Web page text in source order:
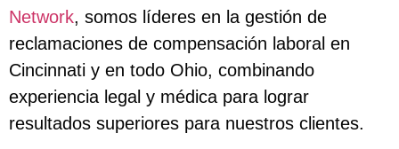
Network, somos líderes en la gestión de
reclamaciones de compensación laboral en
Cincinnati y en todo Ohio, combinando
experiencia legal y médica para lograr
resultados superiores para nuestros clientes.